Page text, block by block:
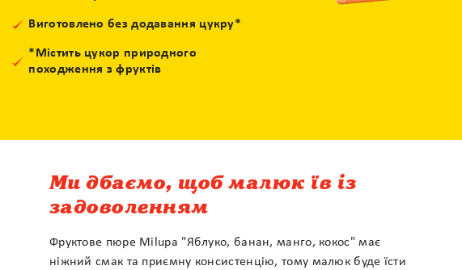
Виготовлено без додавання цукру*
*Містить цукор природного
походження з фруктів
Ми дбаємо, щоб малюк їв із
задоволенням
Фруктове пюре Milupa "Яблуко, банан, манго, кокос" має
ніжний смак та приємну консистенцію, тому малюк буде їсти